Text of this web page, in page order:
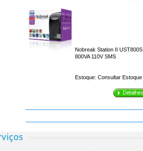
Nobreak Station II UST800S
800VA 110V SMS
Estoque: Consultar Estoque